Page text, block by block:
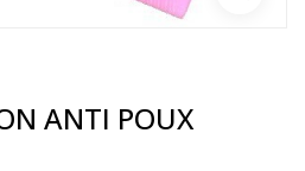
ANTI POUX